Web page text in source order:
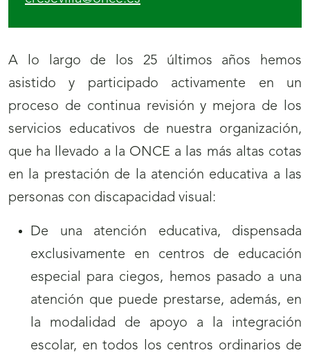
A lo largo de los 25 últimos años hemos
asistido y participado activamente en un
proceso de continua revisión y mejora de los
servicios educativos de nuestra organización,
que ha llevado a la ONCE a las más altas cotas
en la prestación de la atención educativa a las
personas con discapacidad visual:
De una atención educativa, dispensada
exclusivamente en centros de educación
especial para ciegos, hemos pasado a una
atención que puede prestarse, además, en
la modalidad de apoyo a la integración
escolar, en todos los centros ordinarios de